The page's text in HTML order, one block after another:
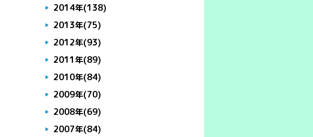
2014年(138)
2013年(75)
2012年(93)
2011年(89)
2010年(84)
2009年(70)
2008年(69)
2007年(84)